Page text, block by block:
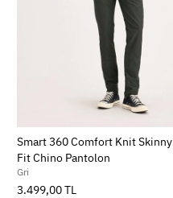
Smart 360 Comfort Knit Skinny
Fit Chino Pantolon
Gri
3.499,00 TL